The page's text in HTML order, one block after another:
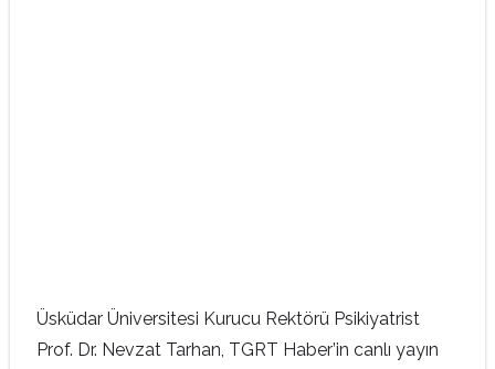
Üsküdar Üniversitesi Kurucu Rektörü Psikiyatrist
Prof. Dr. Nevzat Tarhan, TGRT Haber’in canlı yayın